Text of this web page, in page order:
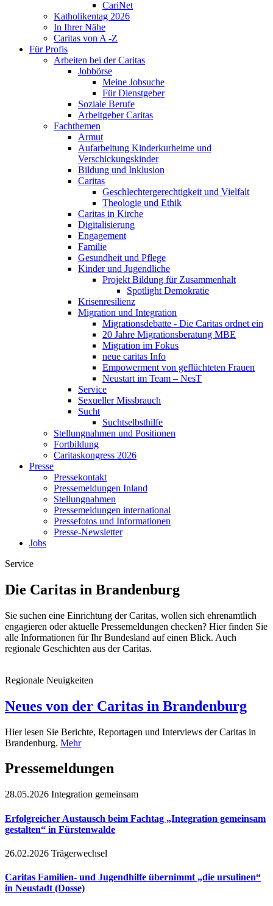
CariNet
Katholikentag 2026
In Ihrer Nähe
Caritas von A -Z
Für Profis
Arbeiten bei der Caritas
Jobbörse
Meine Jobsuche
Für Dienstgeber
Soziale Berufe
Arbeitgeber Caritas
Fachthemen
Armut
Aufarbeitung Kinderkurheime und
Verschickungskinder
Bildung und Inklusion
Caritas
Geschlechtergerechtigkeit und Vielfalt
Theologie und Ethik
Caritas in Kirche
Digitalisierung
Engagement
Familie
Gesundheit und Pflege
Kinder und Jugendliche
Projekt Bildung für Zusammenhalt
Spotlight Demokratie
Krisenresilienz
Migration und Integration
Migrationsdebatte - Die Caritas ordnet ein
20 Jahre Migrationsberatung MBE
Migration im Fokus
neue caritas Info
Empowerment von geflüchteten Frauen
Neustart im Team – NesT
Service
Sexueller Missbrauch
Sucht
Suchtselbsthilfe
Stellungnahmen und Positionen
Fortbildung
Caritaskongress 2026
Presse
Pressekontakt
Pressemeldungen Inland
Stellungnahmen
Pressemeldungen international
Pressefotos und Informationen
Presse-Newsletter
Jobs
Service
Die Caritas in Brandenburg
Sie suchen eine Einrichtung der Caritas, wollen sich ehrenamtlich
engagieren oder aktuelle Pressemeldungen checken? Hier finden Sie
alle Informationen für Ihr Bundesland auf einen Blick. Auch
regionale Geschichten aus der Caritas.
Regionale Neuigkeiten
Neues von der Caritas in Brandenburg
Hier lesen Sie Berichte, Reportagen und Interviews der Caritas in
Brandenburg. Mehr
Pressemeldungen
28.05.2026 Integration gemeinsam
Erfolgreicher Austausch beim Fachtag „Integration gemeinsam
gestalten“ in Fürstenwalde
26.02.2026 Trägerwechsel
Caritas Familien- und Jugendhilfe übernimmt „die ursulinen“
in Neustadt (Dosse)